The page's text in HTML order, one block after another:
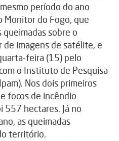
período do ano
Monitor do Fogo, que
sobre o
imagens de satélite, e
feira (15) pelo
o Instituto de Pesquisa
Nos dois primeiros
focos de incêndio
557 hectares. Já no
as queimadas
território.